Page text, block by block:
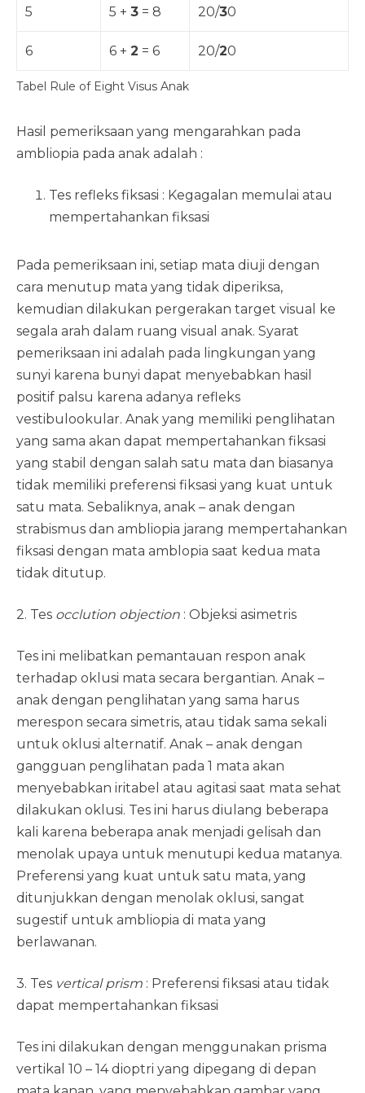
5 5 + 3 = 8 20/30
6 6 + 2 = 6 20/20
Tabel Rule of Eight Visus Anak
Hasil pemeriksaan yang mengarahkan pada
ambliopia pada anak adalah :
Tes refleks fiksasi : Kegagalan memulai atau
mempertahankan fiksasi
Pada pemeriksaan ini, setiap mata diuji dengan
cara menutup mata yang tidak diperiksa,
kemudian dilakukan pergerakan target visual ke
segala arah dalam ruang visual anak. Syarat
pemeriksaan ini adalah pada lingkungan yang
sunyi karena bunyi dapat menyebabkan hasil
positif palsu karena adanya refleks
vestibulookular. Anak yang memiliki penglihatan
yang sama akan dapat mempertahankan fiksasi
yang stabil dengan salah satu mata dan biasanya
tidak memiliki preferensi fiksasi yang kuat untuk
satu mata. Sebaliknya, anak – anak dengan
strabismus dan ambliopia jarang mempertahankan
fiksasi dengan mata amblopia saat kedua mata
tidak ditutup.
2. Tes occlution objection : Objeksi asimetris
Tes ini melibatkan pemantauan respon anak
terhadap oklusi mata secara bergantian. Anak –
anak dengan penglihatan yang sama harus
merespon secara simetris, atau tidak sama sekali
untuk oklusi alternatif. Anak – anak dengan
gangguan penglihatan pada 1 mata akan
menyebabkan iritabel atau agitasi saat mata sehat
dilakukan oklusi. Tes ini harus diulang beberapa
kali karena beberapa anak menjadi gelisah dan
menolak upaya untuk menutupi kedua matanya.
Preferensi yang kuat untuk satu mata, yang
ditunjukkan dengan menolak oklusi, sangat
sugestif untuk ambliopia di mata yang
berlawanan.
3. Tes vertical prism : Preferensi fiksasi atau tidak
dapat mempertahankan fiksasi
Tes ini dilakukan dengan menggunakan prisma
vertikal 10 – 14 dioptri yang dipegang di depan